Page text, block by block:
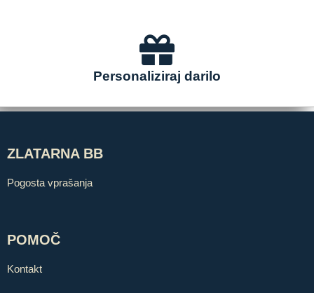
Personaliziraj darilo
ZLATARNA BB
Pogosta vprašanja
POMOČ
Kontakt